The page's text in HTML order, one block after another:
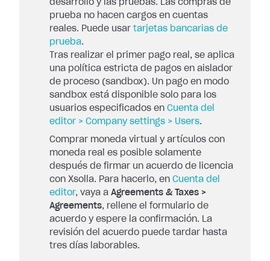
desarrollo y las pruebas. Las compras de
prueba no hacen cargos en cuentas
reales. Puede usar tarjetas bancarias de
prueba.
Tras realizar el primer pago real, se aplica
una política estricta de pagos en aislador
de proceso (sandbox). Un pago en modo
sandbox está disponible solo para los
usuarios especificados en Cuenta del
editor > Company settings > Users.
Comprar moneda virtual y artículos con
moneda real es posible solamente
después de firmar un acuerdo de licencia
con Xsolla. Para hacerlo, en Cuenta del
editor, vaya a Agreements & Taxes >
Agreements, rellene el formulario de
acuerdo y espere la confirmación. La
revisión del acuerdo puede tardar hasta
tres días laborables.